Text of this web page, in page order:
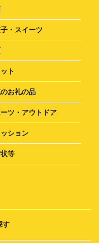
・スイーツ
ト
お礼の品
ツ・アウトドア
ション
等
す